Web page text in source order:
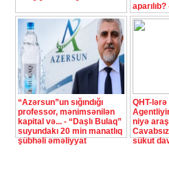
“Azərsun”un sığındığı
professor, mənimsənilən
kapital və... - “Daşlı Bulaq”
suyundakı 20 min manatlıq
şübhəli əməliyyat
QHT-
niyə
sükut